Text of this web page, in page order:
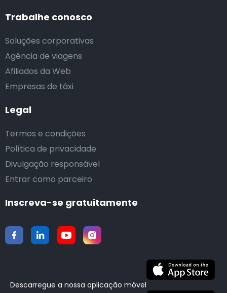
Trabalhe conosco
Soluções corporativas
Agência de viagens
Afiliados da Web
Empresas de táxi
Legal
Termos e condições
Política de privacidade
Divulgação responsável
Entrar como parceiro
Inscreva-se gratuitamente
Descarregue a nossa aplicação móvel